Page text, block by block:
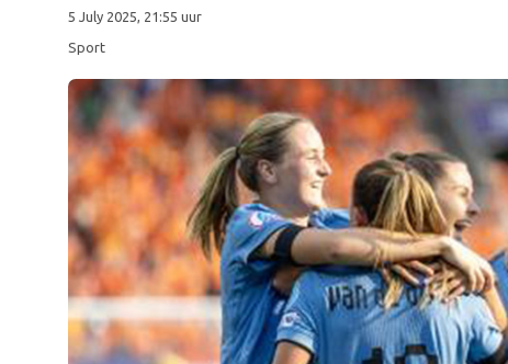
5 July 2025, 21:55 uur
Sport